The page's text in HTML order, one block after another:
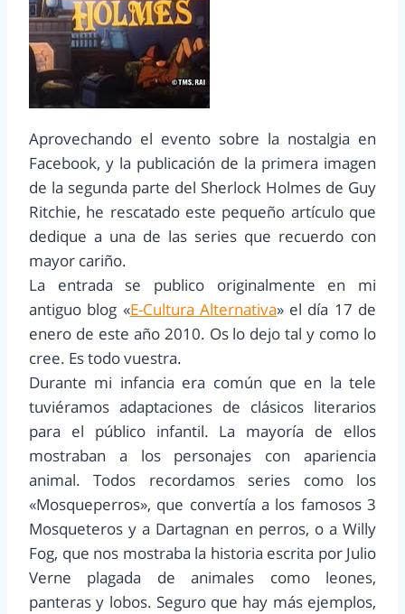
Aprovechando el evento sobre la nostalgia en
Facebook, y la publicación de la primera imagen
de la segunda parte del Sherlock Holmes de Guy
Ritchie, he rescatado este pequeño artículo que
dedique a una de las series que recuerdo con
mayor cariño.
La entrada se publico originalmente en mi
antiguo blog «E-Cultura Alternativa» el día 17 de
enero de este año 2010. Os lo dejo tal y como lo
cree. Es todo vuestra.
Durante mi infancia era común que en la tele
tuviéramos adaptaciones de clásicos literarios
para el público infantil. La mayoría de ellos
mostraban a los personajes con apariencia
animal. Todos recordamos series como los
«Mosqueperros», que convertía a los famosos 3
Mosqueteros y a Dartagnan en perros, o a Willy
Fog, que nos mostraba la historia escrita por Julio
Verne plagada de animales como leones,
panteras y lobos. Seguro que hay más ejemplos,